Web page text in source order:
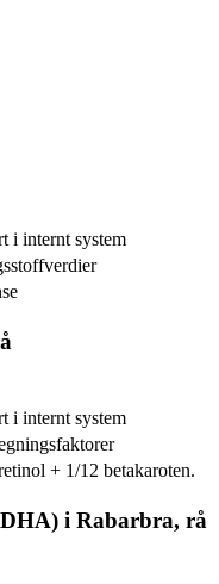
i internt system
i internt system
+ 1/12 betakaroten.
DHA) i Rabarbra, rå